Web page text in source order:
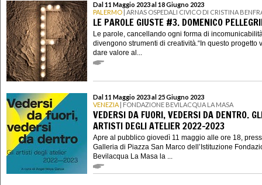
Dal 11 Maggio 2023 al 18 Giugno 2023
PALERMO | ARNAS OSPEDALI CIVICO DI CRISTINA
LE PAROLE GIUSTE #3. DOMENICO
Le parole, cancellando ogni forma di
divengono strumenti di creatività.“In questo progetto
dare valore al...
Dal 11 Maggio 2023 al 25 Giugno 2023
VENEZIA | FONDAZIONE BEVILACQUA LA MASA
VEDERSI DA FUORI, VEDERSI DA DENTRO.
ARTISTI DEGLI ATELIER 2022-2023
Apre al pubblico giovedì 11 maggio alle ore 18,
Galleria di Piazza San Marco dell’Istituzione
Bevilacqua La Masa la ...